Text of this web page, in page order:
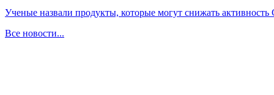
Ученые назвали продукты, которые могут снижать
Все новости...